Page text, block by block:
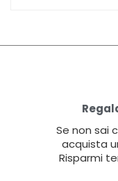
Se non sai
acquista
Risparmi